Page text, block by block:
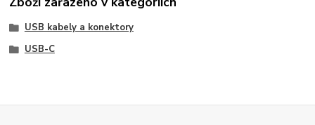
USB kabely a konektory
USB-C